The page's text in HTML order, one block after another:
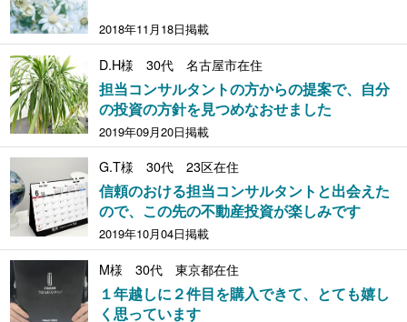
2018年11月18日掲載
D.H様 30代 名古屋市在住
担当コンサルタントの方からの提案で、自分
の投資の方針を見つめなおせました
2019年09月20日掲載
G.T様 30代 23区在住
信頼のおける担当コンサルタントと出会えた
ので、この先の不動産投資が楽しみです
2019年10月04日掲載
M様 30代 東京都在住
１年越しに２件目を購入できて、とても嬉し
く思っています